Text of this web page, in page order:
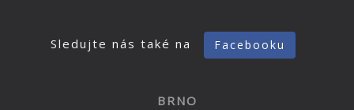
Sledujte nás také na Facebooku
BRNO